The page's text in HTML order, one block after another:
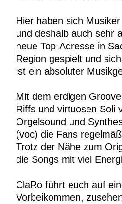
Hier haben sich
und deshalb auch sehr
neue Top-Adresse in
Region gespielt und
ist ein absoluter
Mit dem erdigen
Riffs und virtuosen Soli
Orgelsound und
(voc) die Fans
Trotz der Nähe zum
die Songs mit viel
ClaRo führt euch auf
Vorbeikommen,